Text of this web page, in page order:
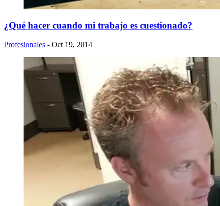
¿Qué hacer cuando mi trabajo es cuestionado?
Profesionales - Oct 19, 2014